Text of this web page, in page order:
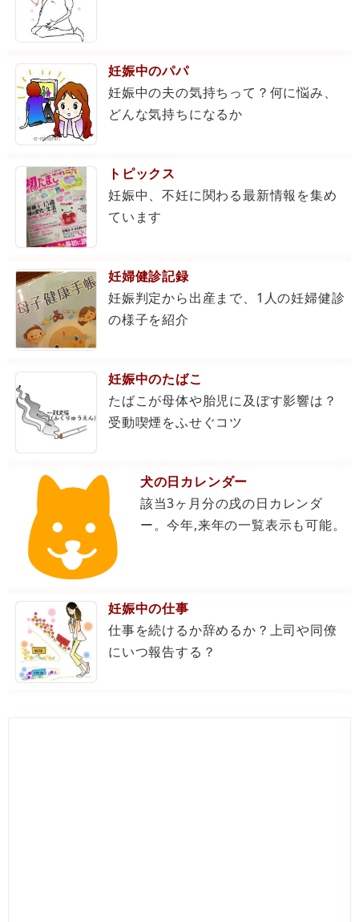
妊娠中のパパ
妊娠中の夫の気持ちって？何に悩み、
どんな気持ちになるか
トピックス
妊娠中、不妊に関わる最新情報を集め
ています
妊婦健診記録
妊娠判定から出産まで、1人の妊婦健診
の様子を紹介
妊娠中のたばこ
たばこが母体や胎児に及ぼす影響は？
受動喫煙をふせぐコツ
犬の日カレンダー
該当3ヶ月分の戌の日カレンダ
ー。今年,来年の一覧表示も可能。
妊娠中の仕事
仕事を続けるか辞めるか？上司や同僚
にいつ報告する？